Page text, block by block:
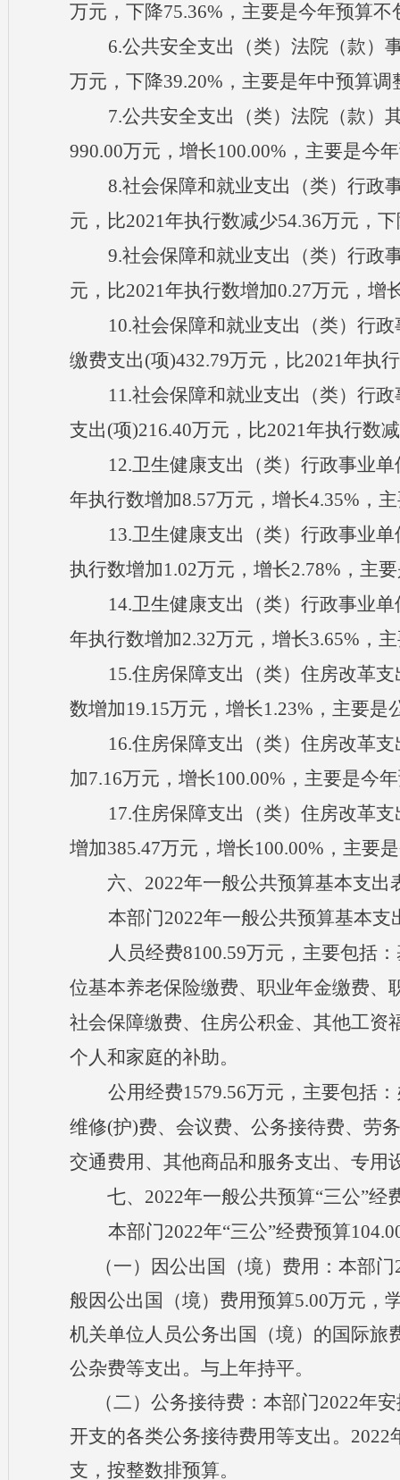
万元，下降75.36%，主要是今年预算
6.公共安全支出（类）法院（款）
万元，下降39.20%，主要是年中预算调
7.公共安全支出（类）法院（款）
990.00万元，增长100.00%，主要是今
8.社会保障和就业支出（类）行政
元，比2021年执行数减少54.36万元，
9.社会保障和就业支出（类）行政
元，比2021年执行数增加0.27万元，增
10.社会保障和就业支出（类）行
缴费支出(项)432.79万元，比2021年执
11.社会保障和就业支出（类）行
支出(项)216.40万元，比2021年执行数
12.卫生健康支出（类）行政事业
年执行数增加8.57万元，增长4.35%，
13.卫生健康支出（类）行政事业
执行数增加1.02万元，增长2.78%，主
14.卫生健康支出（类）行政事业
年执行数增加2.32万元，增长3.65%，
15.住房保障支出（类）住房改革
数增加19.15万元，增长1.23%，主要是
16.住房保障支出（类）住房改革
加7.16万元，增长100.00%，主要是今
17.住房保障支出（类）住房改革
增加385.47万元，增长100.00%，主要
六、 2022年一般公共预算基本支出
本部门2022年一般公共预算基本支
人员经费8100.59万元，主要包括 ：
位基本养老保险缴费、职业年金缴费、
社会保障缴费、住房公积金、其他工资
个人和家庭的补助。
公用经费1579.56万元，主要包括
维修(护)费、会议费、公务接待费、劳
交通费用、其他商品和服务支出、专用
七、 2022年一般公共预算“三公”经
本部门2022年“三公”经费预算
（一）因公出国（境）费用： 本部门
般因公出国（境）费用预算5.00万元，
机关单位人员公务出国（境）的国际旅
公杂费等支出。与上年持平。
（二）公务接待费： 本部门2022年
开支的各类公务接待费用等支出。
支，按整数排预算。